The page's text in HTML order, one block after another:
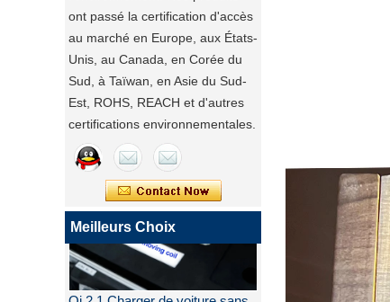
ont passé la certification d'accès
au marché en Europe, aux États-
Unis, au Canada, en Corée du
Sud, à Taïwan, en Asie du Sud-
Est, ROHS, REACH et d'autres
certifications environnementales.
Meilleurs Choix
Qi 2.1 Charger de voiture sans
fil de bobine mobile